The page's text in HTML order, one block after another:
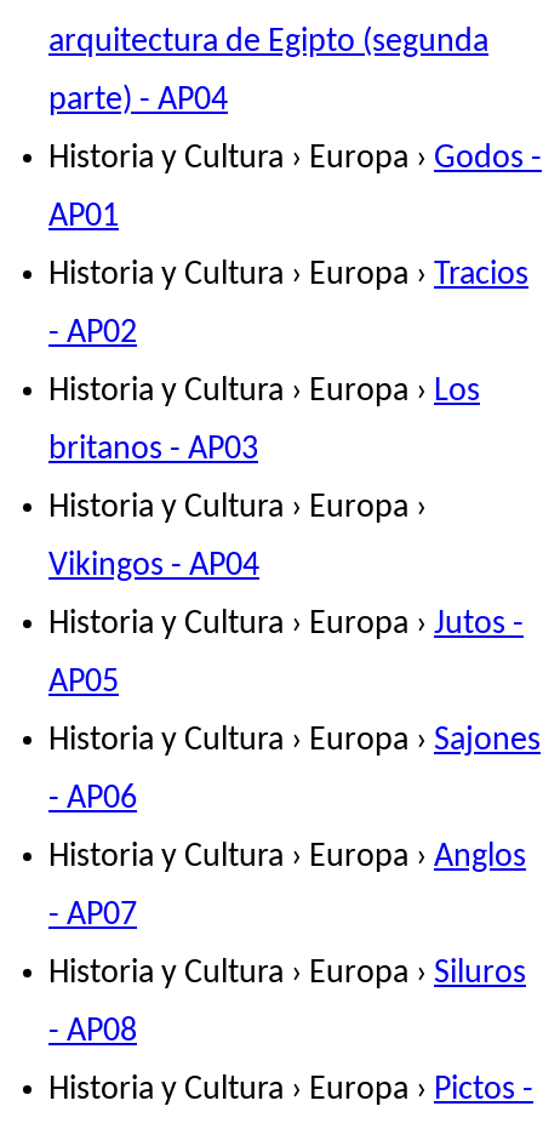
arquitectura de Egipto (segunda
parte) - AP04
Historia y Cultura › Europa › Godos -
AP01
Historia y Cultura › Europa › Tracios
- AP02
Historia y Cultura › Europa › Los
britanos - AP03
Historia y Cultura › Europa ›
Vikingos - AP04
Historia y Cultura › Europa › Jutos -
AP05
Historia y Cultura › Europa › Sajones
- AP06
Historia y Cultura › Europa › Anglos
- AP07
Historia y Cultura › Europa › Siluros
- AP08
Historia y Cultura › Europa › Pictos -